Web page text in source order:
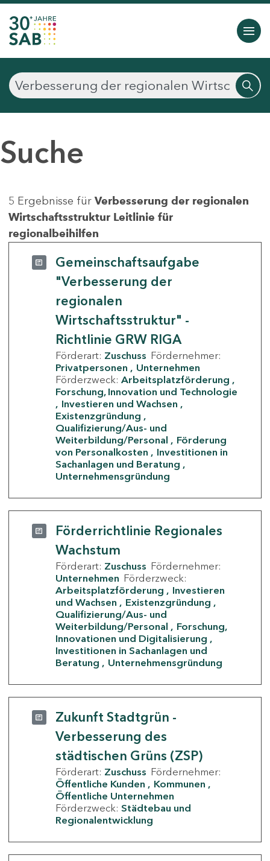
Suche
5 Ergebnisse für Verbesserung der regionalen
Wirtschaftsstruktur Leitlinie für
regionalbeihilfen
Gemeinschaftsaufgabe
"Verbesserung der
regionalen
Wirtschaftsstruktur" -
Richtlinie GRW RIGA
Förderart: Zuschuss Fördernehmer:
Privatpersonen
Unternehmen
Förderzweck: Arbeitsplatzförderung
Forschung, Innovation und Technologie
Investieren und Wachsen
Existenzgründung
Qualifizierung/Aus- und
Weiterbildung/Personal
Förderung
von Personalkosten
Investitionen in
Sachanlagen und Beratung
Unternehmensgründung
Förderrichtlinie Regionales
Wachstum
Förderart: Zuschuss Fördernehmer:
Unternehmen Förderzweck:
Arbeitsplatzförderung
Investieren
und Wachsen
Existenzgründung
Qualifizierung/Aus- und
Weiterbildung/Personal
Forschung,
Innovationen und Digitalisierung
Investitionen in Sachanlagen und
Beratung
Unternehmensgründung
Zukunft Stadtgrün -
Verbesserung des
städtischen Grüns (ZSP)
Förderart: Zuschuss Fördernehmer:
Öffentliche Kunden
Kommunen
Öffentliche Unternehmen
Förderzweck: Städtebau und
Regionalentwicklung